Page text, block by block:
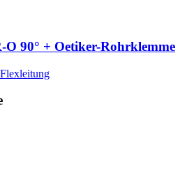
90° + Oetiker-Rohrklemme